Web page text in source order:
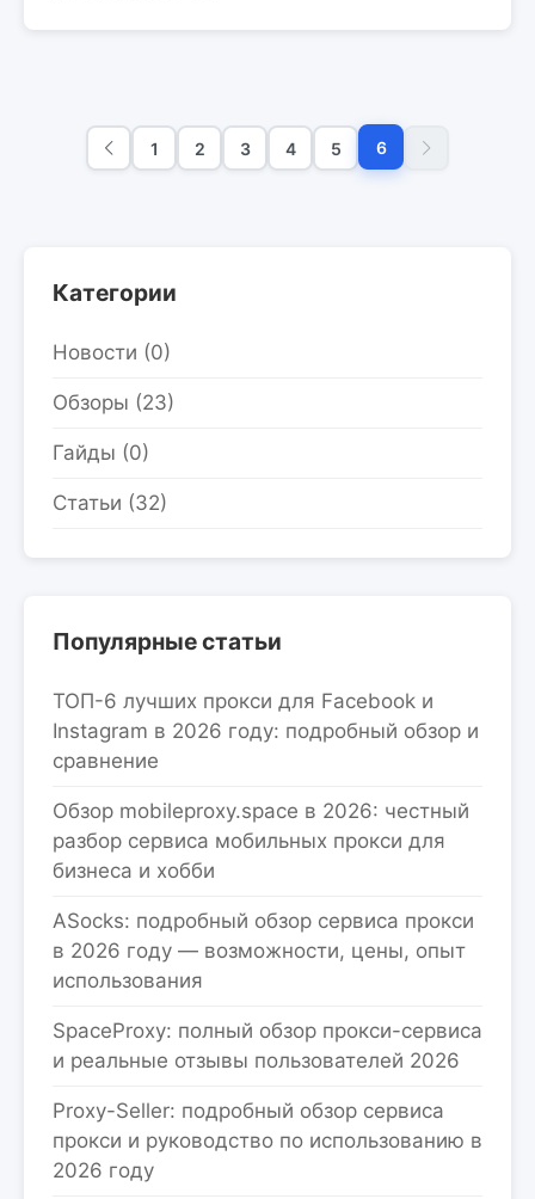
1 2 3 4 5 6
Категории
Новости (0)
Обзоры (23)
Гайды (0)
Статьи (32)
Популярные статьи
ТОП-6 лучших прокси для Facebook и
Instagram в 2026 году: подробный обзор и
сравнение
Обзор mobileproxy.space в 2026: честный
разбор сервиса мобильных прокси для
бизнеса и хобби
ASocks: подробный обзор сервиса прокси
в 2026 году — возможности, цены, опыт
использования
SpaceProxy: полный обзор прокси-сервиса
и реальные отзывы пользователей 2026
Proxy-Seller: подробный обзор сервиса
прокси и руководство по использованию в
2026 году